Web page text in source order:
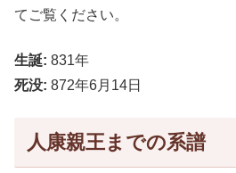
てご覧ください。
生誕: 831年
死没: 872年6月14日
人康親王までの系譜